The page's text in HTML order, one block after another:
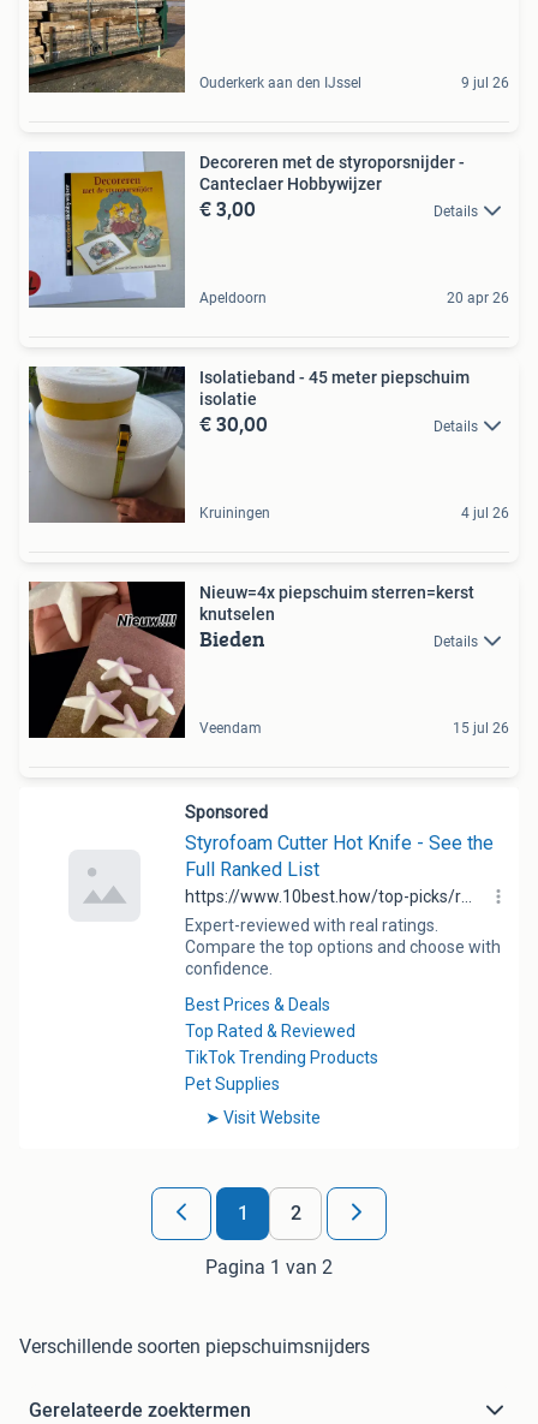
Ouderkerk aan den IJssel 9 jul 26
Decoreren met de styroporsnijder -
Canteclaer Hobbywijzer
€ 3,00 Details
Apeldoorn 20 apr 26
Isolatieband - 45 meter piepschuim
isolatie
€ 30,00 Details
Kruiningen 4 jul 26
Nieuw=4x piepschuim sterren=kerst
knutselen
Bieden Details
Veendam 15 jul 26
1 2
Pagina 1 van 2
Verschillende soorten piepschuimsnijders
Gerelateerde zoektermen